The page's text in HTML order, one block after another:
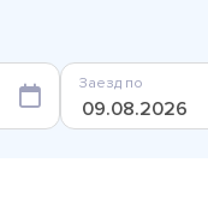
Заезд по